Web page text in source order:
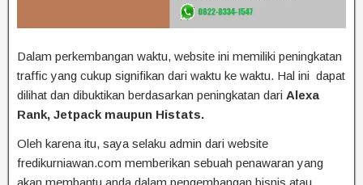
Dalam perkembangan waktu, website ini memiliki peningkatan
traffic yang cukup signifikan dari waktu ke waktu. Hal ini dapat
dilihat dan dibuktikan berdasarkan peningkatan dari Alexa
Rank, Jetpack maupun Histats.
Oleh karena itu, saya selaku admin dari website
fredikurniawan.com memberikan sebuah penawaran yang
akan membantu anda dalam pengembangan bisnis atau